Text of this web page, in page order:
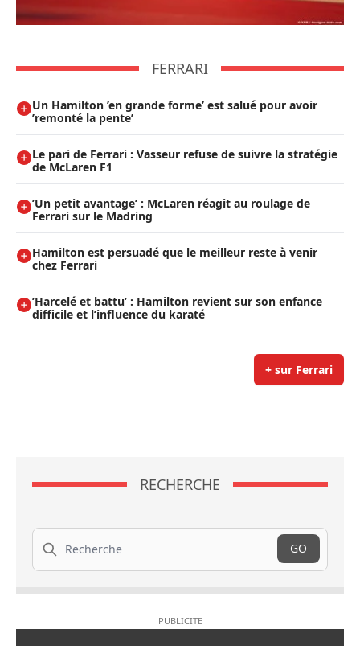
FERRARI
Un Hamilton ’en grande forme’ est salué pour avoir
’remonté la pente’
Le pari de Ferrari : Vasseur refuse de suivre la stratégie
de McLaren F1
’Un petit avantage’ : McLaren réagit au roulage de
Ferrari sur le Madring
Hamilton est persuadé que le meilleur reste à venir
chez Ferrari
’Harcelé et battu’ : Hamilton revient sur son enfance
difficile et l’influence du karaté
+ sur Ferrari
RECHERCHE
Recherche
GO